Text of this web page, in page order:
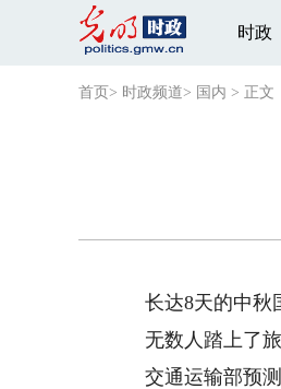
时政
首页 > 时政频道> 国内 > 正文
长达8天的中秋国
无数人踏上了旅
交通运输部预测